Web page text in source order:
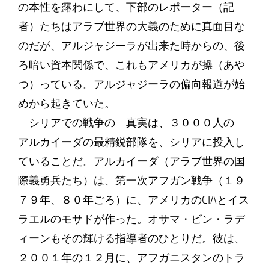
の本性を露わにして、下部のレポーター（記
者）たちはアラブ世界の大義のために真面目な
のだが、アルジャジーラが出来た時からの、後
ろ暗い資本関係で、これもアメリカが操（あや
つ）っている。アルジャジーラの偏向報道が始
めから起きていた。
シリアでの戦争の 真実は、３０００人の
アルカイーダの最精鋭部隊を、シリアに投入し
ていることだ。アルカイーダ（アラブ世界の国
際義勇兵たち）は、第一次アフガン戦争（１９
７９年、８０年ごろ）に、アメリカのCIAとイス
ラエルのモサドが作った。オサマ・ビン・ラデ
ィーンもその輝ける指導者のひとりだ。彼は、
２００１年の１２月に、アフガニスタンのトラ